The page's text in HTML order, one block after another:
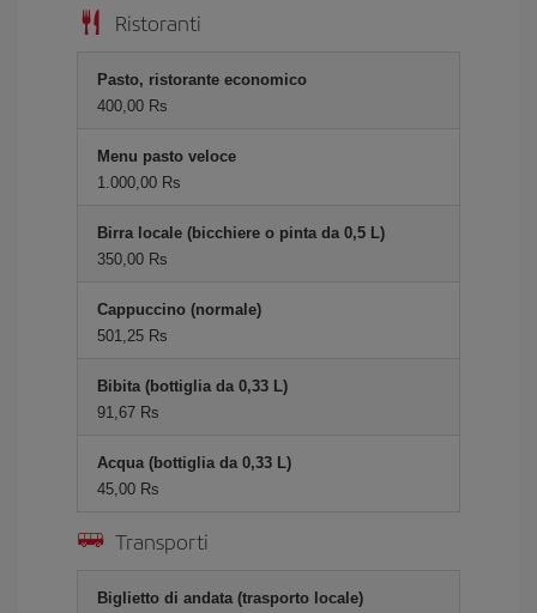
Ristoranti
Pasto, ristorante economico
400,00 Rs
Menu pasto veloce
1.000,00 Rs
Birra locale (bicchiere o pinta da 0,5 L)
350,00 Rs
Cappuccino (normale)
501,25 Rs
Bibita (bottiglia da 0,33 L)
91,67 Rs
Acqua (bottiglia da 0,33 L)
45,00 Rs
Transporti
Biglietto di andata (trasporto locale)